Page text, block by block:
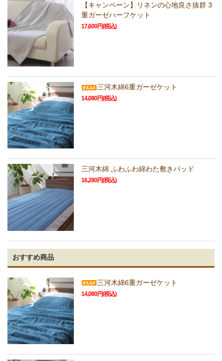
【キャンペーン】リネンの心地良さ抜群 3
重ガーゼハーフケット
17,600円(税込)
三河木綿6重ガーゼケット
14,080円(税込)
三河木綿 ふわふわ綿わた敷きパッド
16,280円(税込)
おすすめ商品
三河木綿6重ガーゼケット
14,080円(税込)